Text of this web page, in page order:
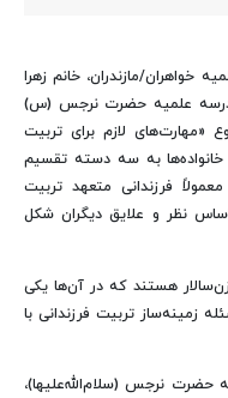
خواهران/مازندران، خانم زهرا
مدرسه علمیه حضرت نرجس (س)
لازم برای تربیت
خانواده‌ها به سه دسته تقسیم
فرزندانی متعهد تربیت
نظر و علایق دیگران شکل
هستند که در آن‌ها یکی
زمینه‌ساز تربیت فرزندانی با
حضرت نرجس (سلام‌الله‌علیها)،